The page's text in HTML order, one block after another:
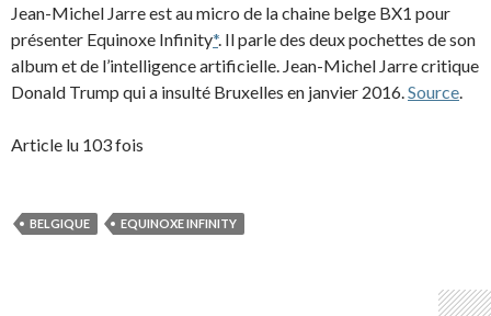
Jean-Michel Jarre est au micro de la chaine belge BX1 pour
présenter Equinoxe Infinity*. Il parle des deux pochettes de son
album et de l’intelligence artificielle. Jean-Michel Jarre critique
Donald Trump qui a insulté Bruxelles en janvier 2016. Source
Article lu 103 fois
BELGIQUE EQUINOXE INFINITY